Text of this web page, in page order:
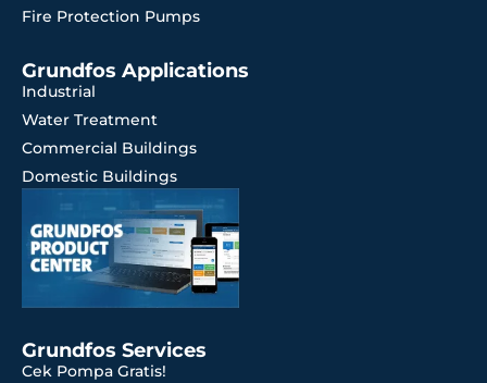
Fire Protection Pumps
Grundfos Applications
Industrial
Water Treatment
Commercial Buildings
Domestic Buildings
Grundfos Services
Cek Pompa Gratis!